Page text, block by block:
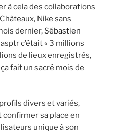
à cela des collaborations
Nike sans
dernier, Sébastien
c’était « 3 millions
de lieux enregistrés,
fait un sacré mois de
divers et variés,
sa place en
unique à son